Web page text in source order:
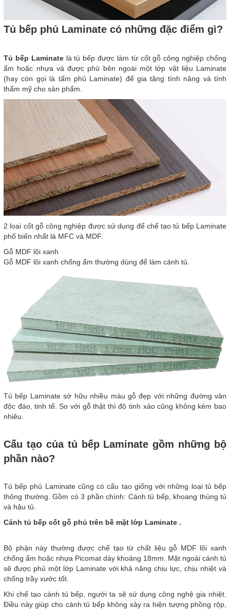
Tủ bếp phủ Laminate có những đặc điểm gì?
Tủ bếp Laminatelà tủ bếp được làm từ cốt gỗ công nghiệp chống
ẩm hoặc nhựa và được phủ bên ngoài một lớp vật liệu Laminate
(hay còn gọi là tấm phủ Laminate) để gia tăng tính năng và tính
thẩm mỹ cho sản phẩm.
2 loại cốt gỗ công nghiệp được sử dụng để chế tạo tủ bếp Laminate
phổ biến nhất là MFC và MDF.
Gỗ MDF lõi xanh
Gỗ MDF lõi xanh chống ẩm thường dùng để làm cánh tủ.
Tủ bếp Laminate sở hữu nhiều màu gỗ đẹp với những đường vân
độc đáo, tinh tế. So với gỗ thật thì độ tinh xảo cũng không kém bao
nhiêu.
Cấu tạo của tủ bếp Laminate gồm những bộ
phần nào?
Tủ bếp phủ Laminate cũng có cấu tạo giống với những loại tủ bếp
thông thường. Gồm có 3 phần chính: Cánh tủ bếp, khoang thùng tủ
và hậu tủ.
Cánh tủ bếp cốt gỗ phủ trên bề mặt lớp Laminate .
Bộ phận này thường được chế tạo từ chất liệu gỗ MDF lõi xanh
chống ẩm hoặc nhựa Picomat dày khoảng 18mm. Mặt ngoài cánh tủ
sẽ được phủ một lớp Laminate với khả năng chịu lực, chịu nhiệt và
chống trầy xước tốt.
Khi chế tạo cánh tủ bếp, người ta sẽ sử dụng công nghệ gia nhiệt.
Điều này giúp cho cánh tủ bếp không xảy ra hiện tượng phồng rộp,